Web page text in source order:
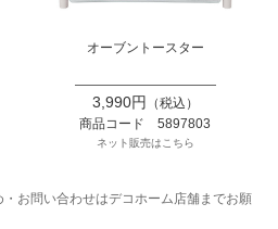
オーブントースター
3,990円
（税込）
商品コード 5897803
ネット販売はこちら
・お問い合わせはデコホーム店舗までお願